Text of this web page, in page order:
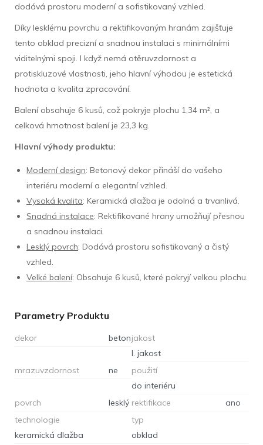
dodává prostoru moderní a sofistikovaný vzhled.
Díky lesklému povrchu a rektifikovaným hranám zajišťuje
tento obklad precizní a snadnou instalaci s minimálními
viditelnými spoji. I když nemá otěruvzdornost a
protiskluzové vlastnosti, jeho hlavní výhodou je estetická
hodnota a kvalita zpracování.
Balení obsahuje 6 kusů, což pokryje plochu 1,34 m², a
celková hmotnost balení je 23,3 kg.
Hlavní výhody produktu:
Moderní design: Betonový dekor přináší do vašeho
interiéru moderní a elegantní vzhled.
Vysoká kvalita: Keramická dlažba je odolná a trvanlivá.
Snadná instalace: Rektifikované hrany umožňují přesnou
a snadnou instalaci.
Lesklý povrch: Dodává prostoru sofistikovaný a čistý
vzhled.
Velké balení: Obsahuje 6 kusů, které pokryjí velkou plochu.
Parametry Produktu
dekor betonjakost
I. jakost
mrazuvzdornost
ne
použití
do interiéru
povrch
lesklý rektifikace
ano
technologie
keramická dlažba
typ
obklad